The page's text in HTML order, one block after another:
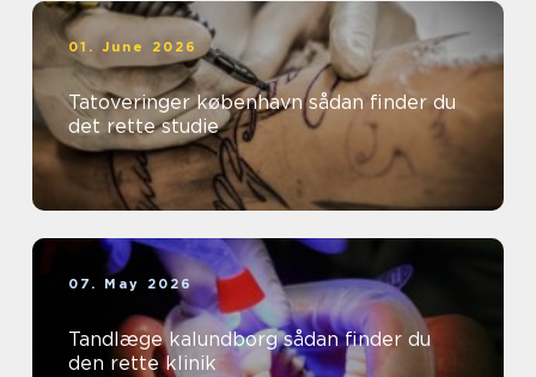
01. June 2026
Tatoveringer københavn sådan finder du
det rette studie
07. May 2026
Tandlæge kalundborg sådan finder du
den rette klinik